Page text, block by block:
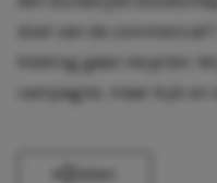
doel van de
kleding gaan recyclen.
campagne, maar kijk en